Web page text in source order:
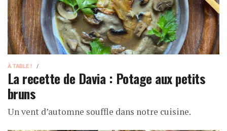
À TABLE !
La recette de Davia : Potage aux petits
bruns
Un vent d’automne souffle dans notre cuisine.